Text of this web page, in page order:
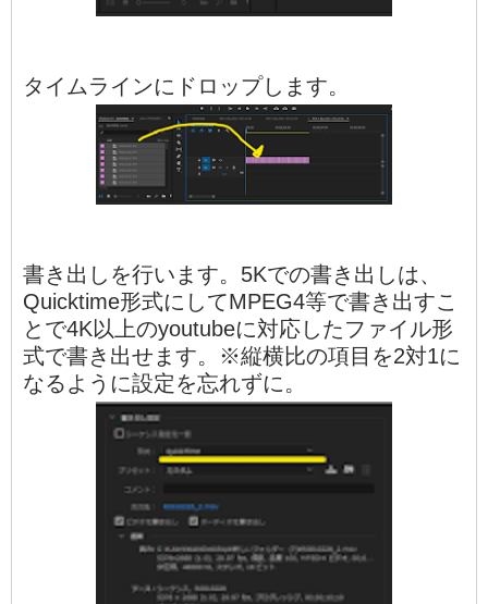
タイムラインにドロップします。
書き出しを行います。5Kでの書き出しは、
Quicktime形式にしてMPEG4等で書き出すこ
とで4K以上のyoutubeに対応したファイル形
式で書き出せます。※縦横比の項目を2対1に
なるように設定を忘れずに。